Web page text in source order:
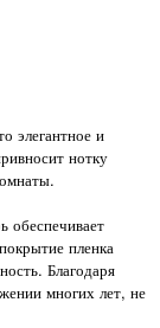
элегантное и
нотку
обеспечивает
пленка
Благодаря
многих лет, не